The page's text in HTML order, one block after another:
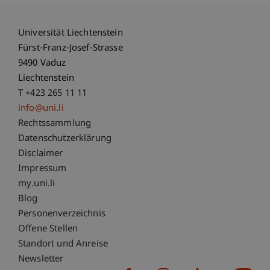
Universität Liechtenstein
Fürst-Franz-Josef-Strasse
9490 Vaduz
Liechtenstein
T +423 265 11 11
info@uni.li
Fußzeile Rechtliche Hinweise
Rechtssammlung
Datenschutzerklärung
Disclaimer
Impressum
Fußzeile Subdomain-Verzeichnis
my.uni.li
Blog
Personenverzeichnis
Offene Stellen
Standort und Anreise
Newsletter